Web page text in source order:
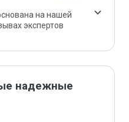
на нашей
экспертов
надежные